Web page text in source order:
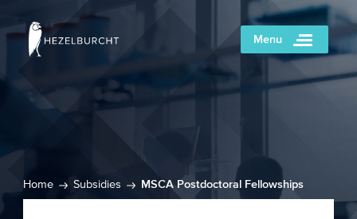
Menu
Home Subsidies MSCA Postdoctoral Fellowships